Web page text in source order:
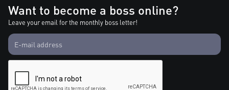
Want to become a boss online?
Leave your email for the monthly boss letter!